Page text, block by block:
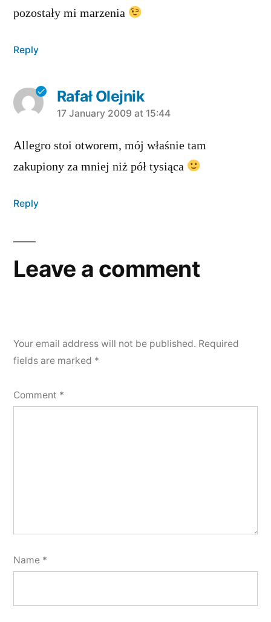
pozostały mi marzenia
Reply
Rafał Olejnik
says:
17 January 2009 at 15:44
Allegro stoi otworem, mój właśnie tam
zakupiony za mniej niż pół tysiąca
Reply
Leave a comment
Your email address will not be published. Required
fields are marked *
Comment *
Name *